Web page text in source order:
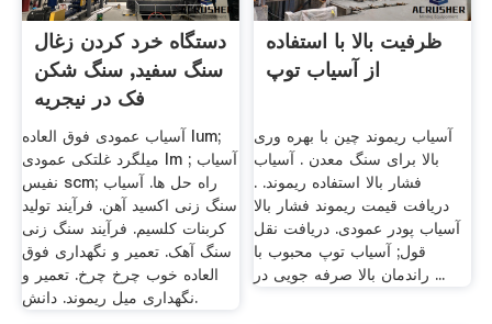
دستگاه خرد کردن زغال
سنگ سفید, سنگ شکن
فک در نیجریه
آسیاب عمودی فوق العاده lum;
میلگرد غلتکی عمودی lm ; آسیاب
نفیس scm; راه حل ها. آسیاب
سنگ زنی اکسید آهن. فرآیند تولید
کربنات کلسیم. فرآیند سنگ زنی
سنگ آهک. تعمیر و نگهداری فوق
العاده خوب چرخ چرخ. تعمیر و
نگهداری میل ریموند. دانش.
ظرفیت بالا با استفاده
از آسیاب توپ
آسیاب ریموند چین با بهره وری
بالا برای سنگ معدن . آسیاب
فشار بالا استفاده ریموند. .
دریافت قیمت ریموند فشار بالا
آسیاب پودر عمودی. دریافت نقل
قول; آسیاب توپ محبوب با
راندمان بالا صرفه جویی در ...